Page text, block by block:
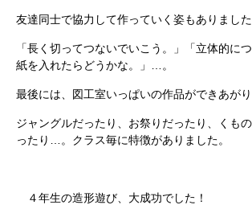
友達同士で協力して作っていく姿もありました
「長く切ってつないでいこう。」「立体的に
紙を入れたらどうかな。」…。
最後には、図工室いっぱいの作品ができあがり
ジャングルだったり、お祭りだったり、くも
ったり…。クラス毎に特徴がありました。
４年生の造形遊び、大成功でした！